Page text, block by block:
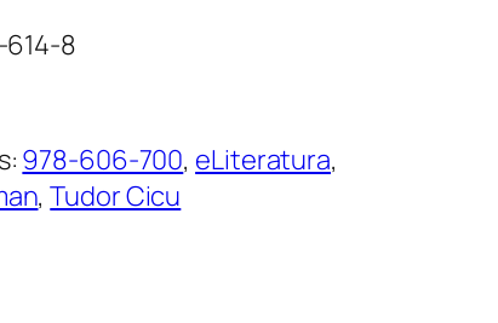
8
978-606-700, eLiteratura
, Tudor Cicu